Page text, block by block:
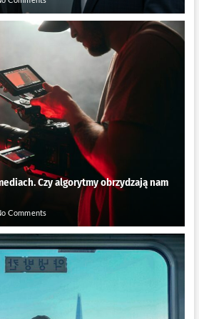
Czy algorytmy obrzydzają nam
Comments